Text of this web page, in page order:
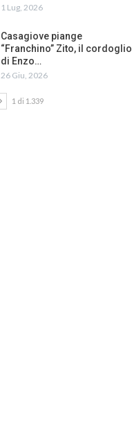
1 Lug, 2026
Casagiove piange
“Franchino” Zito, il cordoglio
di Enzo…
26 Giu, 2026
1 di 1.339